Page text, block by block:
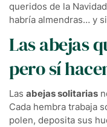
queridos de la
habría almendras… y
Las abejas
pero sí
Las abejas solitarias
Cada hembra trabaja
polen, deposita sus